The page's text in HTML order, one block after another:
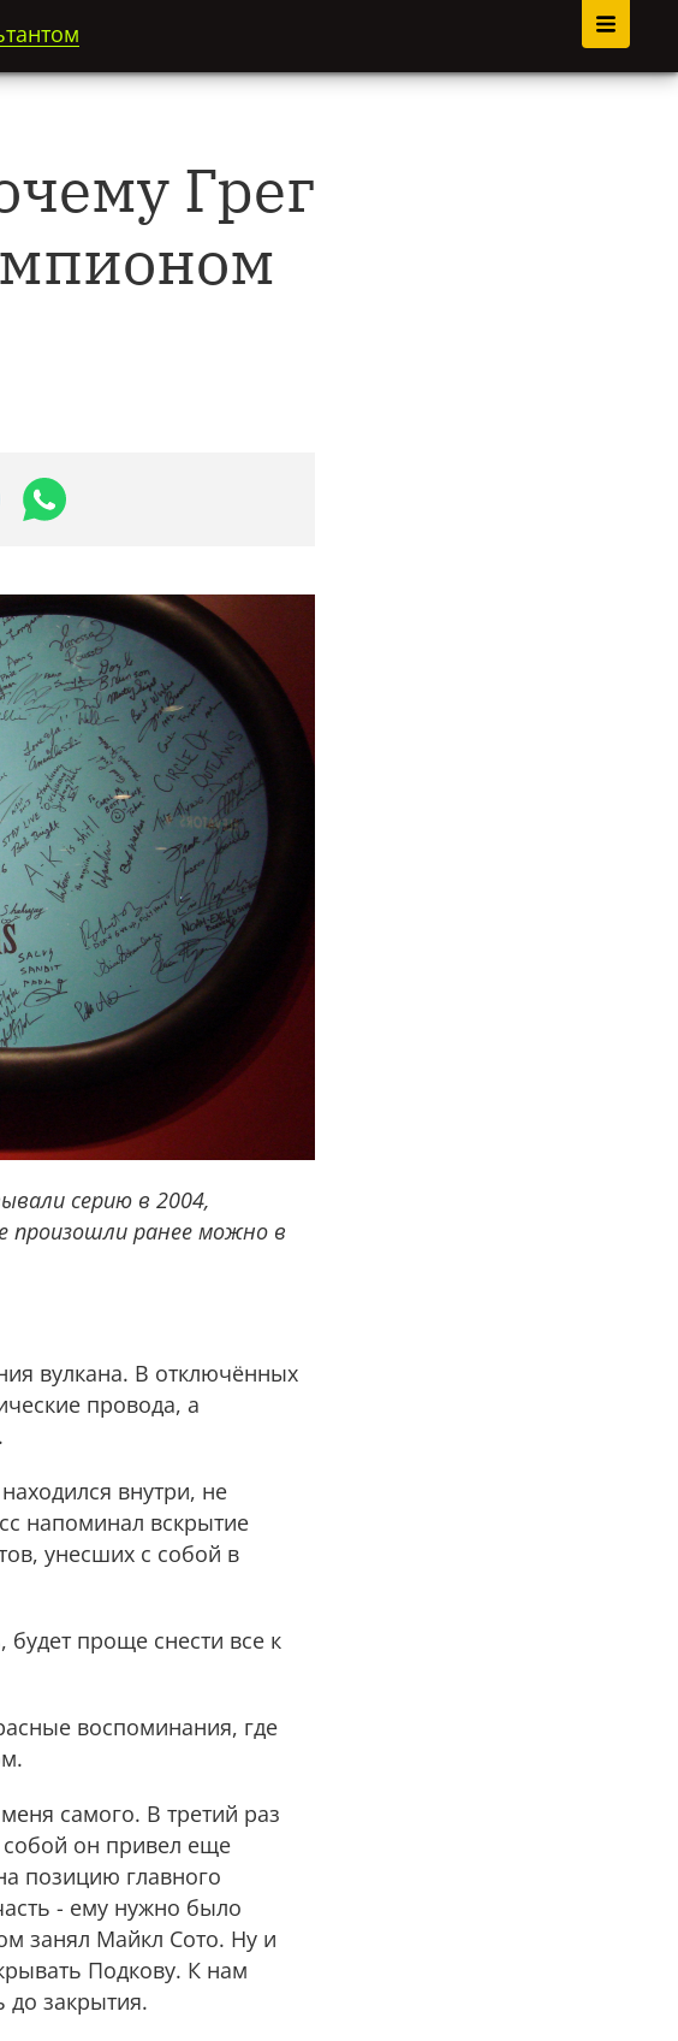
Грег
серию в 2004,
произошли ранее можно в
вулкана. В отключённых
провода, а
внутри, не
напоминал вскрытие
унесших с собой в
проще снести все к
воспоминания, где
самого. В третий раз
собой он привел еще
позицию главного
- ему нужно было
занял Майкл Сото. Ну и
Подкову. К нам
до закрытия.